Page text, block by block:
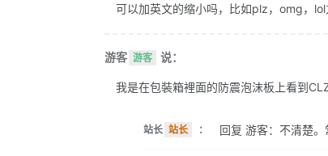
可以加英文的缩小吗，比如plz，omg，lol
游客 游客 说：
我是在包裝箱裡面的防震泡沫板上看到
站长 站长 ： 回复 游客：不清楚